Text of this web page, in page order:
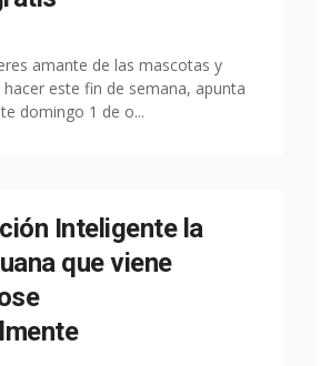
amante de las mascotas y
este fin de semana, apunta
domingo 1 de o...
Inteligente la
que viene